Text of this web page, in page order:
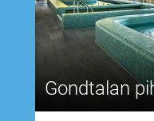
Gondtalan